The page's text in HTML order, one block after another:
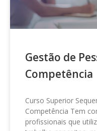
Gestão de
Competência
Curso Superior
Competência Tem
profissionais que